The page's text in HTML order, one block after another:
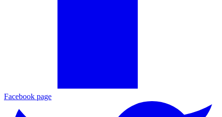
Facebook page